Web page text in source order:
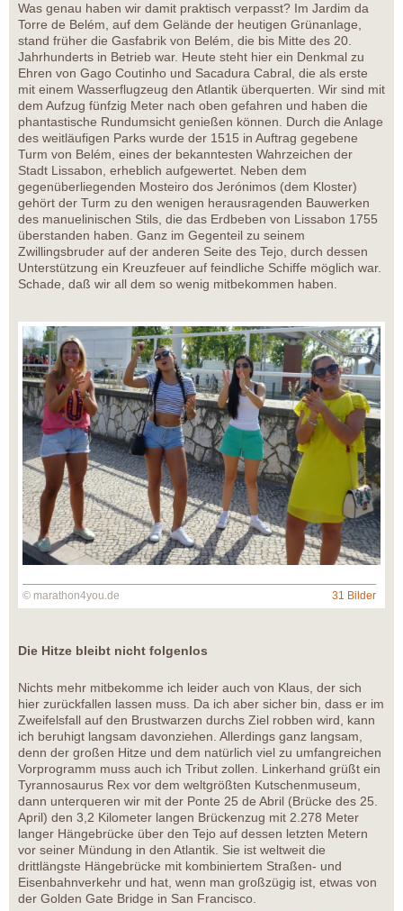
Was genau haben wir damit praktisch verpasst? Im Jardim da
Torre de Belém, auf dem Gelände der heutigen Grünanlage,
stand früher die Gasfabrik von Belém, die bis Mitte des 20.
Jahrhunderts in Betrieb war. Heute steht hier ein Denkmal zu
Ehren von Gago Coutinho und Sacadura Cabral, die als erste
mit einem Wasserflugzeug den Atlantik überquerten. Wir sind mit
dem Aufzug fünfzig Meter nach oben gefahren und haben die
phantastische Rundumsicht genießen können. Durch die Anlage
des weitläufigen Parks wurde der 1515 in Auftrag gegebene
Turm von Belém, eines der bekanntesten Wahrzeichen der
Stadt Lissabon, erheblich aufgewertet. Neben dem
gegenüberliegenden Mosteiro dos Jerónimos (dem Kloster)
gehört der Turm zu den wenigen herausragenden Bauwerken
des manuelinischen Stils, die das Erdbeben von Lissabon 1755
überstanden haben. Ganz im Gegenteil zu seinem
Zwillingsbruder auf der anderen Seite des Tejo, durch dessen
Unterstützung ein Kreuzfeuer auf feindliche Schiffe möglich war.
Schade, daß wir all dem so wenig mitbekommen haben.
© marathon4you.de 31 Bilder
Die Hitze bleibt nicht folgenlos
Nichts mehr mitbekomme ich leider auch von Klaus, der sich
hier zurückfallen lassen muss. Da ich aber sicher bin, dass er im
Zweifelsfall auf den Brustwarzen durchs Ziel robben wird, kann
ich beruhigt langsam davonziehen. Allerdings ganz langsam,
denn der großen Hitze und dem natürlich viel zu umfangreichen
Vorprogramm muss auch ich Tribut zollen. Linkerhand grüßt ein
Tyrannosaurus Rex vor dem weltgrößten Kutschenmuseum,
dann unterqueren wir mit der Ponte 25 de Abril (Brücke des 25.
April) den 3,2 Kilometer langen Brückenzug mit 2.278 Meter
langer Hängebrücke über den Tejo auf dessen letzten Metern
vor seiner Mündung in den Atlantik. Sie ist weltweit die
drittlängste Hängebrücke mit kombiniertem Straßen- und
Eisenbahnverkehr und hat, wenn man großzügig ist, etwas von
der Golden Gate Bridge in San Francisco.